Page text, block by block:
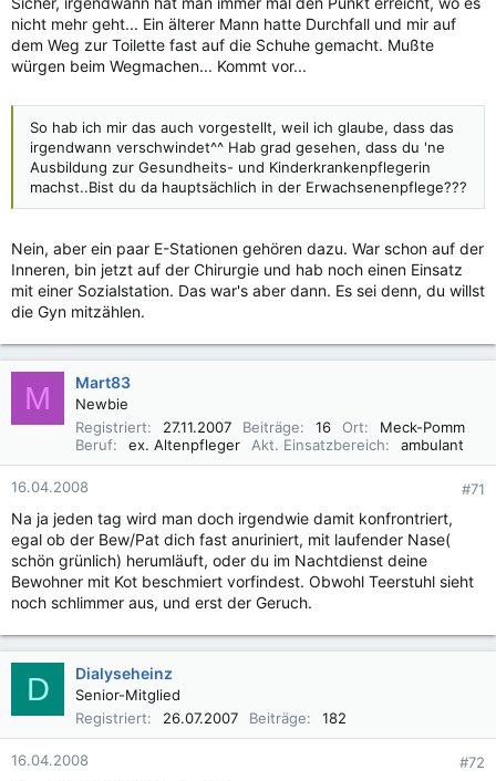
nicht mehr geht... Ein älterer Mann hatte Durchfall und mir auf
dem Weg zur Toilette fast auf die Schuhe gemacht. Mußte
würgen beim Wegmachen... Kommt vor...
So hab ich mir das auch vorgestellt, weil ich glaube, dass das
irgendwann verschwindet^^ Hab grad gesehen, dass du 'ne
Ausbildung zur Gesundheits- und Kinderkrankenpflegerin
machst..Bist du da hauptsächlich in der Erwachsenenpflege???
Nein, aber ein paar E-Stationen gehören dazu. War schon auf der
Inneren, bin jetzt auf der Chirurgie und hab noch einen Einsatz
mit einer Sozialstation. Das war's aber dann. Es sei denn, du willst
die Gyn mitzählen.
M Mart83
Newbie
Registriert
27.11.2007 Beiträge 16 Ort
Meck-Pomm
Beruf
ex. Altenpfleger Akt. Einsatzbereich ambulant
16.04.2008 #71
Na ja jeden tag wird man doch irgendwie damit konfrontriert,
egal ob der Bew/Pat dich fast anuriniert, mit laufender Nase(
schön grünlich) herumläuft, oder du im Nachtdienst deine
Bewohner mit Kot beschmiert vorfindest. Obwohl Teerstuhl sieht
noch schlimmer aus, und erst der Geruch.
D Dialyseheinz
Senior-Mitglied
Registriert
26.07.2007 Beiträge 182
16.04.2008 #72